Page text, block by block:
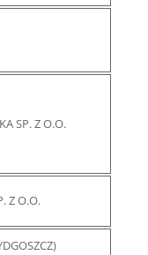
SP. Z O.O.
Z O.O.